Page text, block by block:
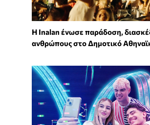
Η Inalan ένωσε παράδοση,
ανθρώπους στο Δημοτικό